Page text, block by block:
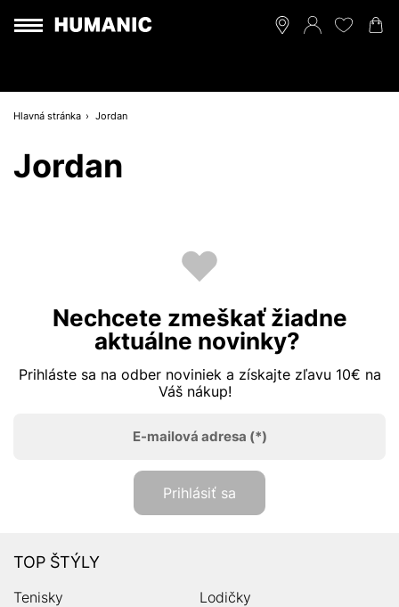
Hlavná stránka Jordan
Jordan
Nechcete zmeškať žiadne
aktuálne novinky?
Prihláste sa na odber noviniek a získajte zľavu 10€ na
Váš nákup!
E-mailová adresa (*)
Prihlásiť sa
TOP ŠTÝLY
Tenisky
Lodičky